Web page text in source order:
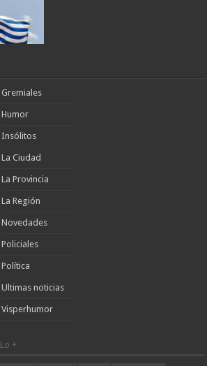
Gremiales
Humor
Insólitos
La Ciudad
La Provincia
La Región
Novedades
Policiales
Política
Ultimas noticias
Visperhumor
Lo +